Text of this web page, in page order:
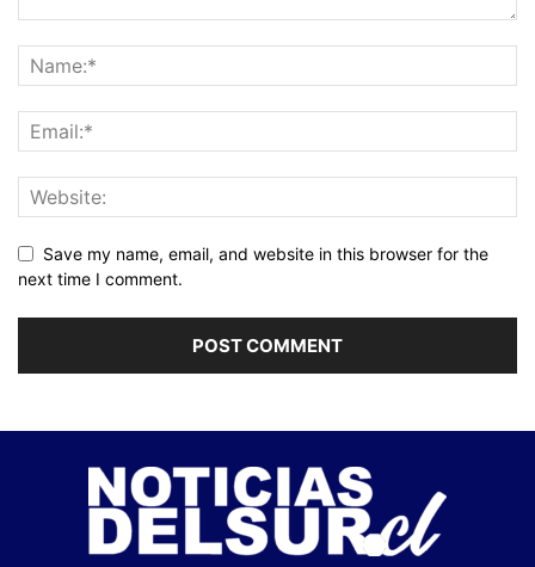
Save my name, email, and website in this browser for the
next time I comment.